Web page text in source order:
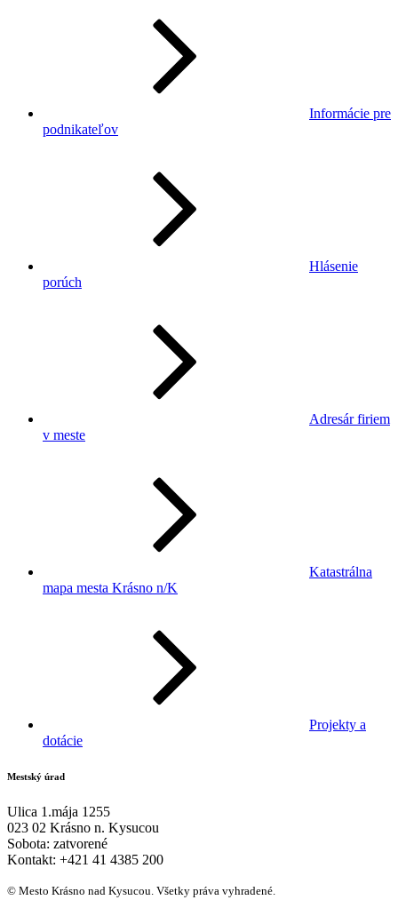
Informácie pre
podnikateľov
Hlásenie
porúch
Adresár firiem
v meste
Katastrálna
mapa mesta Krásno n/K
Projekty a
dotácie
Mestský úrad
Ulica 1.mája 1255
023 02 Krásno n. Kysucou
Sobota: zatvorené
Kontakt: +421 41 4385 200
© Mesto Krásno nad Kysucou. Všetky práva vyhradené.